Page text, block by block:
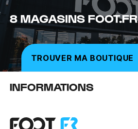
8 MAGASINS FOOT.FR
TROUVER MA BOUTIQUE
INFORMATIONS